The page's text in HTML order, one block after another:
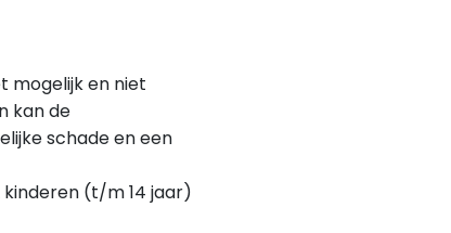
mogelijk en niet
kan de
schade en een
kinderen (t/m 14 jaar)